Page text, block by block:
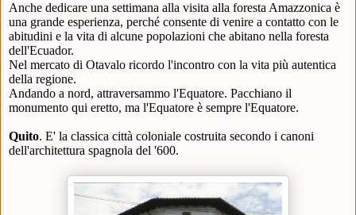
Anche dedicare una settimana alla visita alla foresta Amazzonica è
una grande esperienza, perché consente di venire a contatto con le
abitudini e la vita di alcune popolazioni che abitano nella foresta
dell'Ecuador.
Nel mercato di Otavalo ricordo l'incontro con la vita più autentica
della regione.
Andando a nord, attraversammo l'Equatore. Pacchiano il
monumento qui eretto, ma l'Equatore è sempre l'Equatore.
Quito. E' la classica città coloniale costruita secondo i canoni
dell'architettura spagnola del '600.